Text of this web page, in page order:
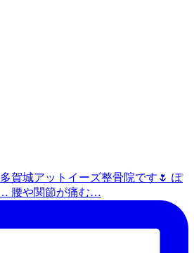
賀城アットイーズ整骨院です🌷 ぽ
腰や関節が痛む…